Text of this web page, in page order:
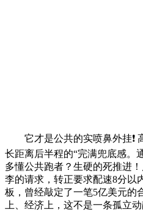
它才是公共的实喷鼻外挂❗
长距离后半程的“完满兜底感。
多懂公共跑者？生硬的死推进
李的请求，转正要求配速8分以
板，曾经敲定了一笔5亿美元的
上、经济上，这不是一条孤立